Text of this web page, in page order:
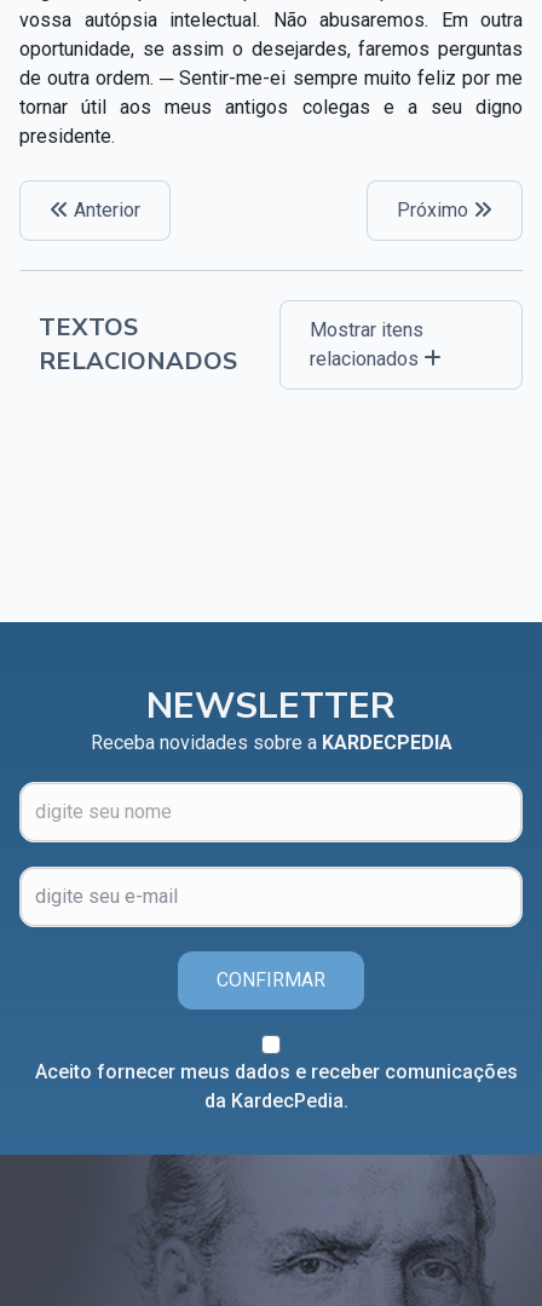
vossa autópsia intelectual. Não abusaremos. Em outra
oportunidade, se assim o desejardes, faremos perguntas
de outra ordem. ─ Sentir-me-ei sempre muito feliz por me
tornar útil aos meus antigos colegas e a seu digno
presidente.
Anterior Próximo
TEXTOS
RELACIONADOS
Mostrar itens
relacionados
NEWSLETTER
Receba novidades sobre a KARDECPEDIA
CONFIRMAR
Aceito fornecer meus dados e receber comunicações
da KardecPedia.